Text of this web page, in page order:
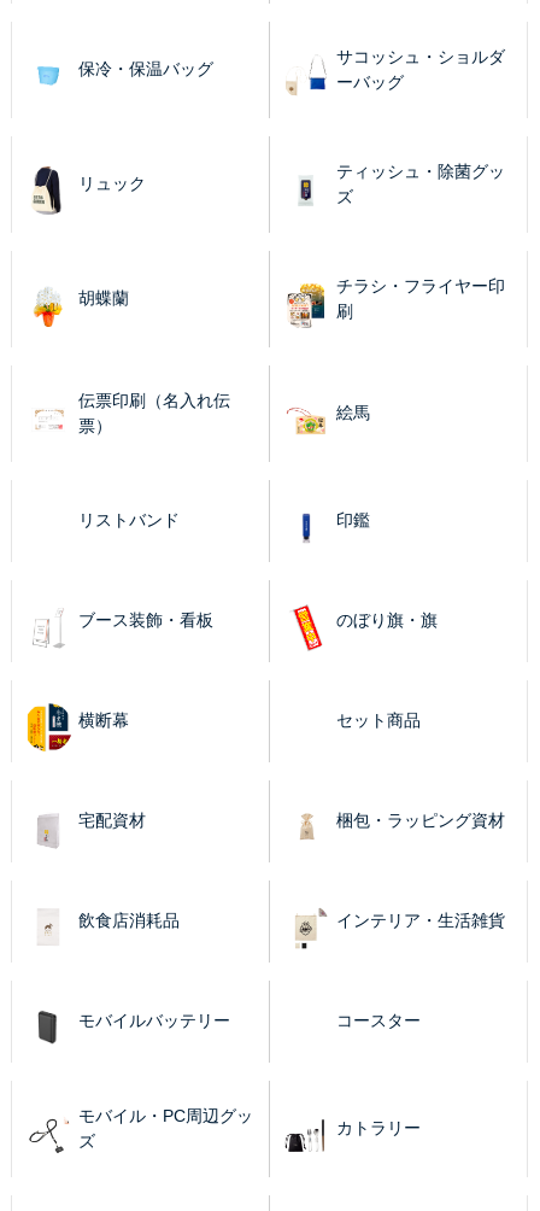
保冷・保温バッグ
サコッシュ・ショルダ
ーバッグ
リュック
ティッシュ・除菌グッ
ズ
胡蝶蘭
チラシ・フライヤー印
刷
伝票印刷（名入れ伝
票）
絵馬
リストバンド 印鑑
ブース装飾・看板 のぼり旗・旗
横断幕 セット商品
宅配資材 梱包・ラッピング資材
飲食店消耗品 インテリア・生活雑貨
モバイルバッテリー コースター
モバイル・PC周辺グッ
ズ
カトラリー